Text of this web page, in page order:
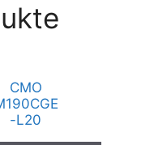
CMO
-L20